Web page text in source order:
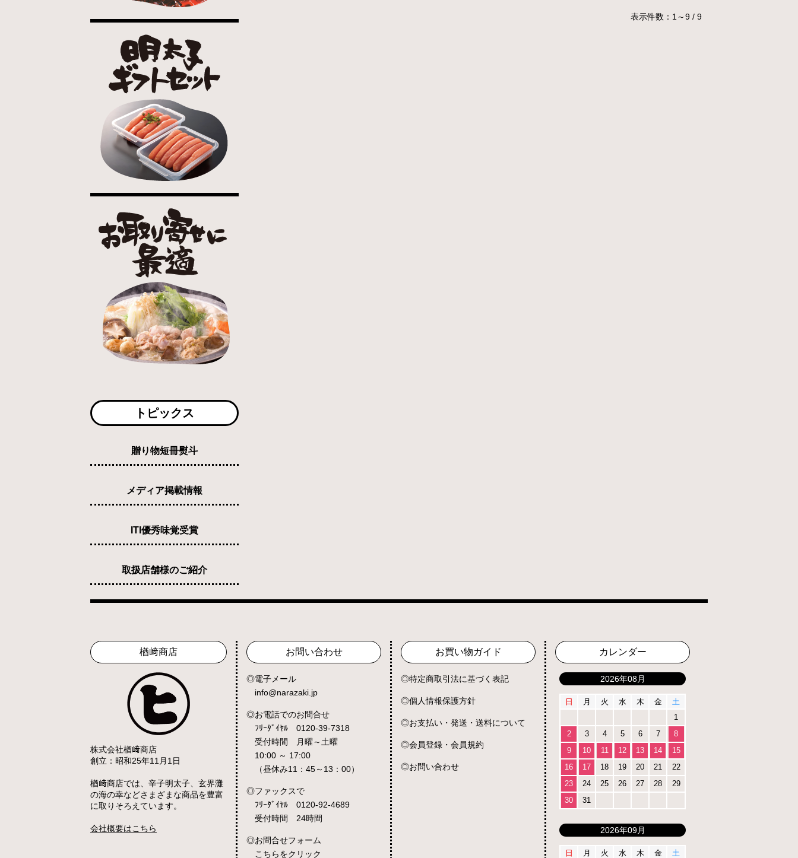
表示件数：1～9 / 9
トピックス
贈り物短冊熨斗
メディア掲載情報
ITI優秀味覚受賞
取扱店舗様のご紹介
楢﨑商店
株式会社楢﨑商店
創立：昭和25年11月1日
楢﨑商店では、辛子明太子、玄界灘
の海の幸などさまざまな商品を豊富
に取りそろえています。
会社概要はこちら
お問い合わせ
電子メール
info@narazaki.jp
お電話でのお問合せ
ﾌﾘｰﾀﾞｲﾔﾙ 0120-39-7318
受付時間 月曜～土曜
10:00 ～ 17:00
（昼休み11：45～13：00）
ファックスで
ﾌﾘｰﾀﾞｲﾔﾙ 0120-92-4689
受付時間 24時間
お問合せフォーム
こちらをクリック
お買い物ガイド
特定商取引法に基づく表記
個人情報保護方針
お支払い・発送・送料について
会員登録・会員規約
お問い合わせ
カレンダー
2026年08月
日 月 火 水 木 金
土
1
2
3 4 5 6 7
8
9
10 11 12 13 14
15
16
17 18 19 20 21
22
23
24 25 26 27 28
29
30
31
2026年09月
日 月 火 水 木 金 土